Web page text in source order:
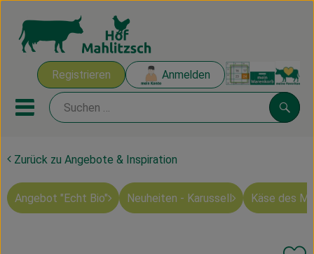
Registrieren Anmelden
Mobiles Menu öffnen oder
Ökokisten
Mahlitzscher Produkte
Zurück zu Angebote & Inspiration
Angebot "Echt Bio" Neuheiten - Karussell Käse des